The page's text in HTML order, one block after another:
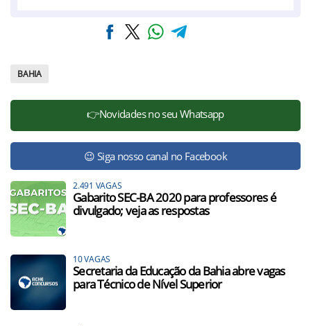
BAHIA
👉Novidades no seu Whatsapp
😉 Siga nosso canal no Facebook
2.491 VAGAS
Gabarito SEC-BA 2020 para professores é
divulgado; veja as respostas
10 VAGAS
Secretaria da Educação da Bahia abre vagas
para Técnico de Nível Superior